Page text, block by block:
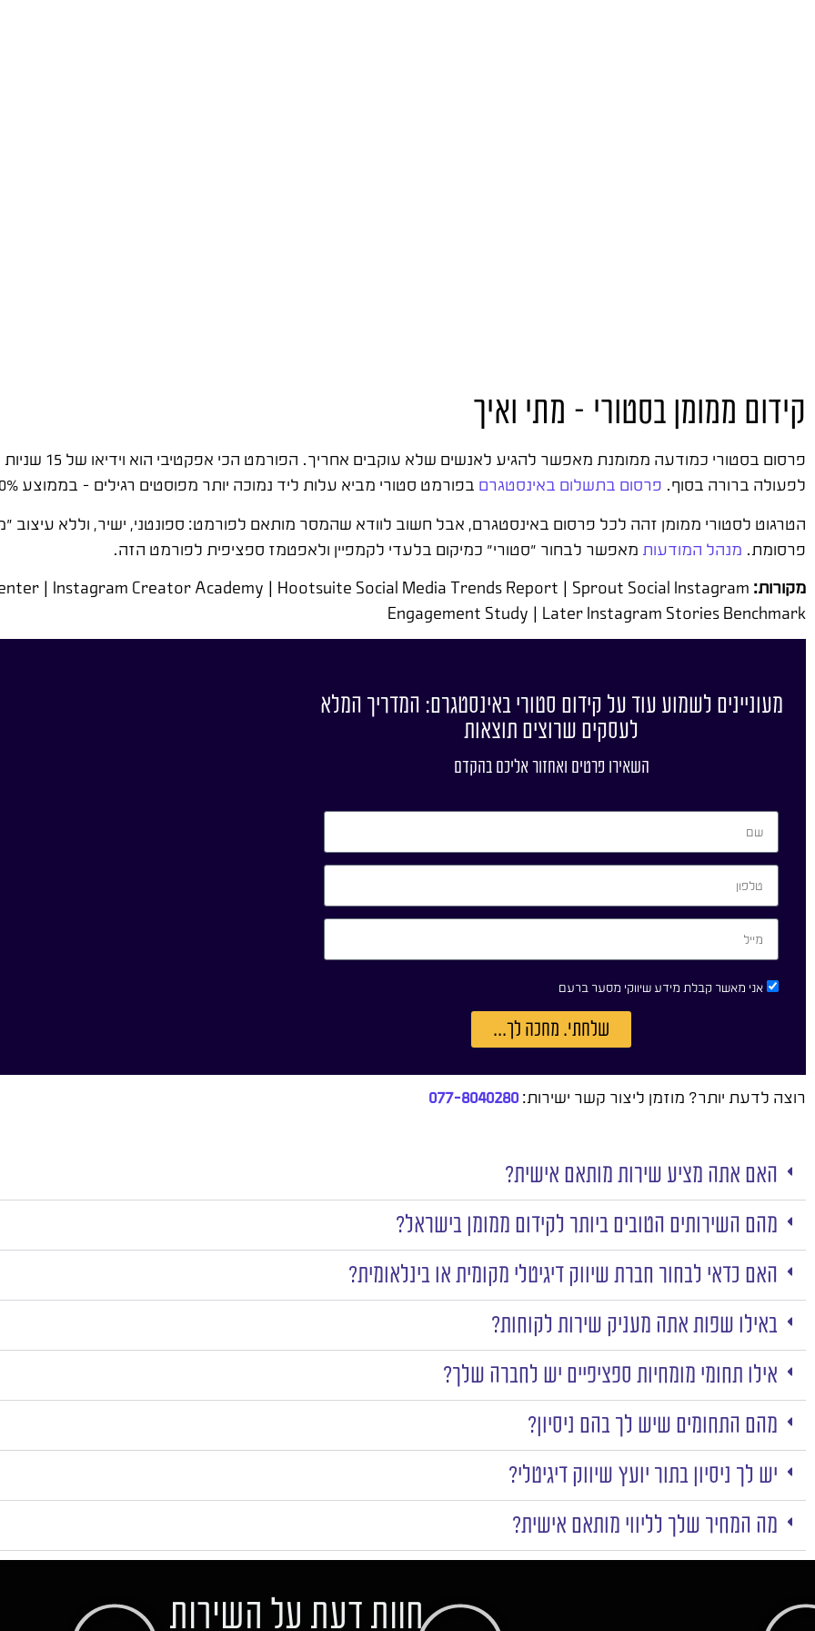
קידום ממומן בסטורי – מתי ואיך
פרסום בסטורי
לפעולה ברורה בסוף. פרסום בתשלום באינסטגרם בפורמט סטורי מביא עלות ליד נמוכה יותר מפוסטים רגילים – בממוצע 20-30% פחות.
הטרגוט לסטורי ממומן זהה לכל פרסום באינסטגרם, אבל חשוב לוודא שהמסר מותאם לפורמט: ספונטני, ישיר, וללא עיצוב
פרסומת. מנהל המודעות מאפשר לבחור "סטורי" כמיקום בלעדי לקמפיין ולאפטמז ספציפית לפורמט הזה.
מקורות: | Instagram Creator Academy | Hootsuite Social Media Trends Report | Sprout Social Instagram
Engagement Study | Later Instagram Stories Benchmark
מעוניינים לשמוע עוד על קידום סטורי באינסטגרם: המדריך המלא
לעסקים שרוצים תוצאות
השאירו פרטים ואחזור אליכם בהקדם
אני מאשר קבלת מידע שיווקי מסער ברעם
שלחתי. מחכה לך...
רוצה לדעת יותר? מוזמן ליצור קשר ישירות:077-8040280
האם אתה מציע שירות מותאם אישית?
מהם השירותים הטובים ביותר לקידום ממומן בישראל?
האם כדאי לבחור חברת שיווק דיגיטלי מקומית או בינלאומית?
באילו שפות אתה מעניק שירות לקוחות?
אילו תחומי מומחיות ספציפיים יש לחברה שלך?
מהם התחומים שיש לך בהם ניסיון?
יש לך ניסיון בתור יועץ שיווק דיגיטלי?
מה המחיר שלך לליווי מותאם אישית?
חוות דעת על השירות